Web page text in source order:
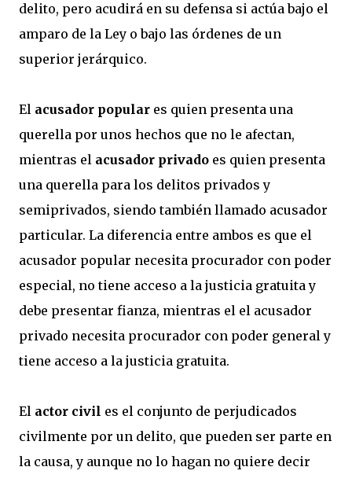
delito, pero acudirá en su defensa si actúa bajo el
amparo de la Ley o bajo las órdenes de un
superior jerárquico.
El acusador popular es quien presenta una
querella por unos hechos que no le afectan,
mientras el acusador privado es quien presenta
una querella para los delitos privados y
semiprivados, siendo también llamado acusador
particular. La diferencia entre ambos es que el
acusador popular necesita procurador con poder
especial, no tiene acceso a la justicia gratuita y
debe presentar fianza, mientras el el acusador
privado necesita procurador con poder general y
tiene acceso a la justicia gratuita.
El actor civil es el conjunto de perjudicados
civilmente por un delito, que pueden ser parte en
la causa, y aunque no lo hagan no quiere decir